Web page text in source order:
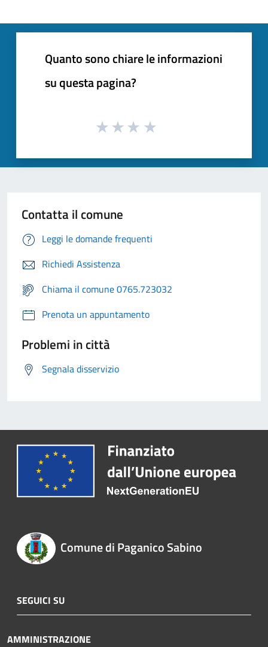
Quanto sono chiare le informazioni
su questa pagina?
Contatta il comune
Leggi le domande frequenti
Richiedi Assistenza
Chiama il comune 0765.723032
Prenota un appuntamento
Problemi in città
Segnala disservizio
Comune di Paganico Sabino
SEGUICI SU
AMMINISTRAZIONE